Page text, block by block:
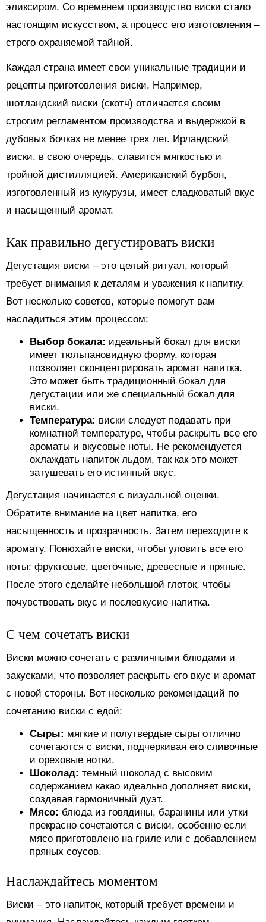
эликсиром. Со временем производство виски стало
настоящим искусством, а процесс его изготовления –
строго охраняемой тайной.
Каждая страна имеет свои уникальные традиции и
рецепты приготовления виски. Например,
шотландский виски (скотч) отличается своим
строгим регламентом производства и выдержкой в
дубовых бочках не менее трех лет. Ирландский
виски, в свою очередь, славится мягкостью и
тройной дистилляцией. Американский бурбон,
изготовленный из кукурузы, имеет сладковатый вкус
и насыщенный аромат.
Как правильно дегустировать виски
Дегустация виски – это целый ритуал, который
требует внимания к деталям и уважения к напитку.
Вот несколько советов, которые помогут вам
насладиться этим процессом:
Выбор бокала: идеальный бокал для виски
имеет тюльпановидную форму, которая
позволяет сконцентрировать аромат напитка.
Это может быть традиционный бокал для
дегустации или же специальный бокал для
виски.
Температура: виски следует подавать при
комнатной температуре, чтобы раскрыть все его
ароматы и вкусовые ноты. Не рекомендуется
охлаждать напиток льдом, так как это может
затушевать его истинный вкус.
Дегустация начинается с визуальной оценки.
Обратите внимание на цвет напитка, его
насыщенность и прозрачность. Затем переходите к
аромату. Понюхайте виски, чтобы уловить все его
ноты: фруктовые, цветочные, древесные и пряные.
После этого сделайте небольшой глоток, чтобы
почувствовать вкус и послевкусие напитка.
С чем сочетать виски
Виски можно сочетать с различными блюдами и
закусками, что позволяет раскрыть его вкус и аромат
с новой стороны. Вот несколько рекомендаций по
сочетанию виски с едой:
Сыры: мягкие и полутвердые сыры отлично
сочетаются с виски, подчеркивая его сливочные
и ореховые нотки.
Шоколад: темный шоколад с высоким
содержанием какао идеально дополняет виски,
создавая гармоничный дуэт.
Мясо: блюда из говядины, баранины или утки
прекрасно сочетаются с виски, особенно если
мясо приготовлено на гриле или с добавлением
пряных соусов.
Наслаждайтесь моментом
Виски – это напиток, который требует времени и